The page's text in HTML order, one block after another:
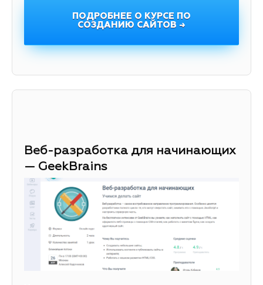
ПОДРОБНЕЕ О КУРСЕ ПО
СОЗДАНИЮ САЙТОВ →
Веб-разработка для начинающих
— GeekBrains